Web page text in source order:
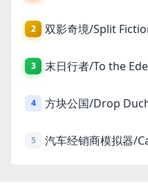
2
3 末日行者/To the
4 方块公国/Drop
5 汽车经销商模拟器/